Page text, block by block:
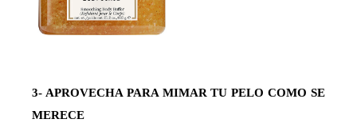
3- APROVECHA PARA MIMAR TU PELO COMO SE
MERECE